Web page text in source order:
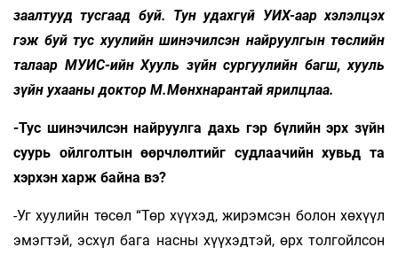
заалтууд тусгаад буй. Тун удахгүй УИХ-аар хэлэлцэх
гэж буй тус хуулийн шинэчилсэн найруулгын төслийн
талаар МУИС-ийн Хууль зүйн сургуулийн багш, хууль
зүйн ухааны доктор М.Мөнхнарантай ярилцлаа.
-Тус шинэчилсэн найруулга дахь гэр бүлийн эрх зүйн
суурь ойлголтын өөрчлөлтийг судлаачийн хувьд та
хэрхэн харж байна вэ?
-Уг хуулийн төсөл “Төр хүүхэд, жирэмсэн болон хөхүүл
эмэгтэй, эсхүл бага насны хүүхэдтэй, өрх толгойлсон